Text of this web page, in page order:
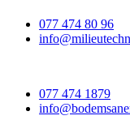
077 474 80 96
077 474 1879